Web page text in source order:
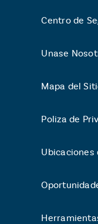
Centro de
Unase
Mapa del
Poliza de
Ubicaciones